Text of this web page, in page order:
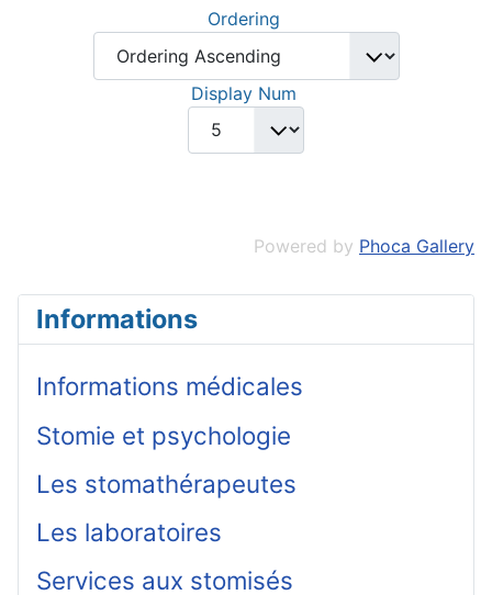
Informations
Informations médicales
Stomie et psychologie
Les stomathérapeutes
Les laboratoires
Services aux stomisés
Ordering
Display Num
Powered by Phoca Gallery